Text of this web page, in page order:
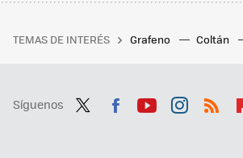
TEMAS DE INTERÉS Grafeno Coltán
Síguenos